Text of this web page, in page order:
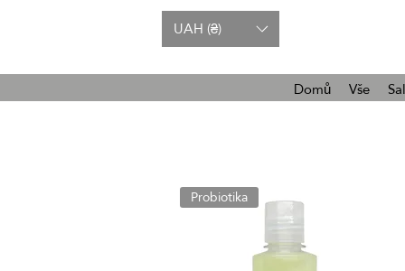
UAH (₴)
Domů Vše
Probiotika